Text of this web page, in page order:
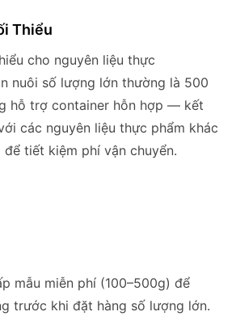
Thiểu
cho nguyên liệu thực
nuôi số lượng lớn thường là 500
hỗ trợ container hỗn hợp — kết
các nguyên liệu thực phẩm khác
tiết kiệm phí vận chuyển.
mẫu miễn phí (100–500g) để
trước khi đặt hàng số lượng lớn.